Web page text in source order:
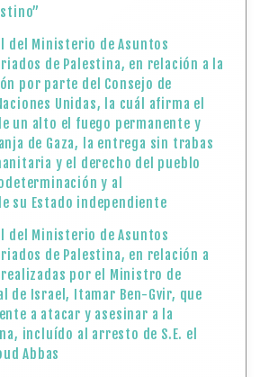
del Ministerio de Asuntos
de Palestina, en relación a la
por parte del Consejo de
Unidas, la cuál afirma el
un alto el fuego permanente y
de Gaza, la entrega sin trabas
y el derecho del pueblo
y al
su Estado independiente
del Ministerio de Asuntos
de Palestina, en relación a
realizadas por el Ministro de
de Israel, Itamar Ben-Gvir, que
a atacar y asesinar a la
incluído al arresto de S.E. el
Abbas